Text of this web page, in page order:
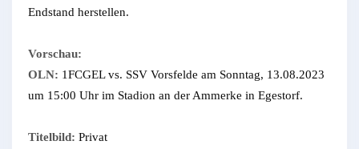
Endstand herstellen.
Vorschau:
OLN: 1FCGEL vs. SSV Vorsfelde am Sonntag, 13.08.2023
um 15:00 Uhr im Stadion an der Ammerke in Egestorf.
Titelbild: Privat